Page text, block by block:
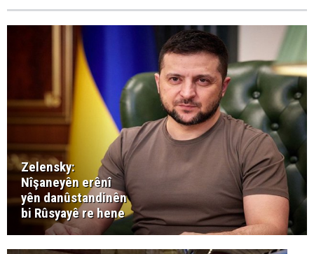
Zelensky:
Nîşaneyên erênî
yên danûstandinên
bi Rûsyayê re hene